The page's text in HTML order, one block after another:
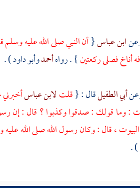
ابن عباس{أن النبي صلى الله عليه وسلم
أناخ فصلى ركعتين} . رواهأحمدوأبو داود) .
أبي الطفيلقال : {قلتلابن عباس
: وما قولك : صدقوا وكذبوا ؟ قال : إن
، قال : وكان رسول الله صلى الله
) .